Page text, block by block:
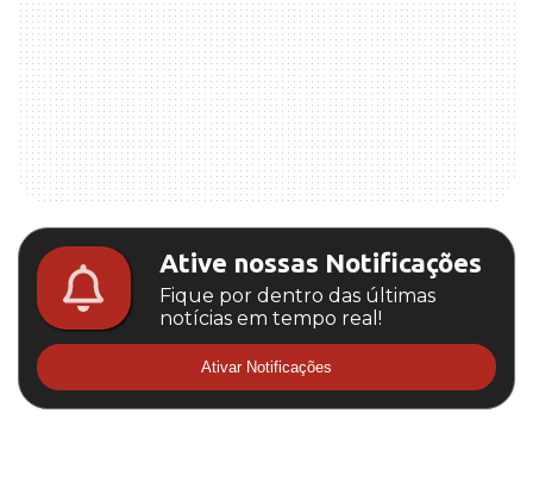
Ative nossas Notificações
Fique por dentro das últimas
notícias em tempo real!
Ativar Notificações